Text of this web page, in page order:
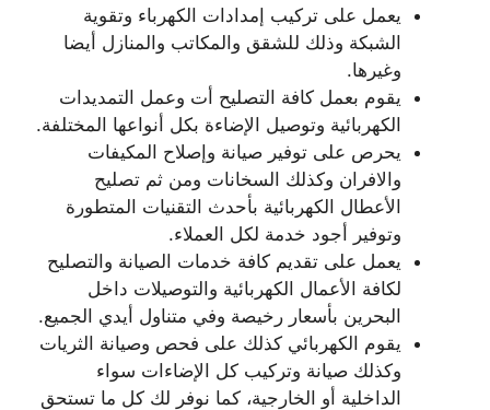
يعمل على تركيب إمدادات الكهرباء وتقوية
الشبكة وذلك للشقق والمكاتب والمنازل أيضا
وغيرها.
يقوم بعمل كافة التصليح أت وعمل التمديدات
الكهربائية وتوصيل الإضاءة بكل أنواعها المختلفة.
يحرص على توفير صيانة وإصلاح المكيفات
والافران وكذلك السخانات ومن ثم تصليح
الأعطال الكهربائية بأحدث التقنيات المتطورة
وتوفير أجود خدمة لكل العملاء.
يعمل على تقديم كافة خدمات الصيانة والتصليح
لكافة الأعمال الكهربائية والتوصيلات داخل
البحرين بأسعار رخيصة وفي متناول أيدي الجميع.
يقوم الكهربائي كذلك على فحص وصيانة الثريات
وكذلك صيانة وتركيب كل الإضاءات سواء
الداخلية أو الخارجية، كما نوفر لك كل ما تستحق